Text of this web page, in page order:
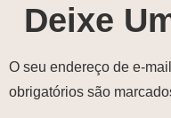
Deixe
O seu endereço de e-
obrigatórios são